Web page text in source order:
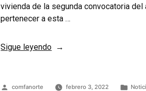
vivienda de la segunda convocatoria
pertenecer a esta …
Sigue leyendo
comfanorte febrero 3, 2022